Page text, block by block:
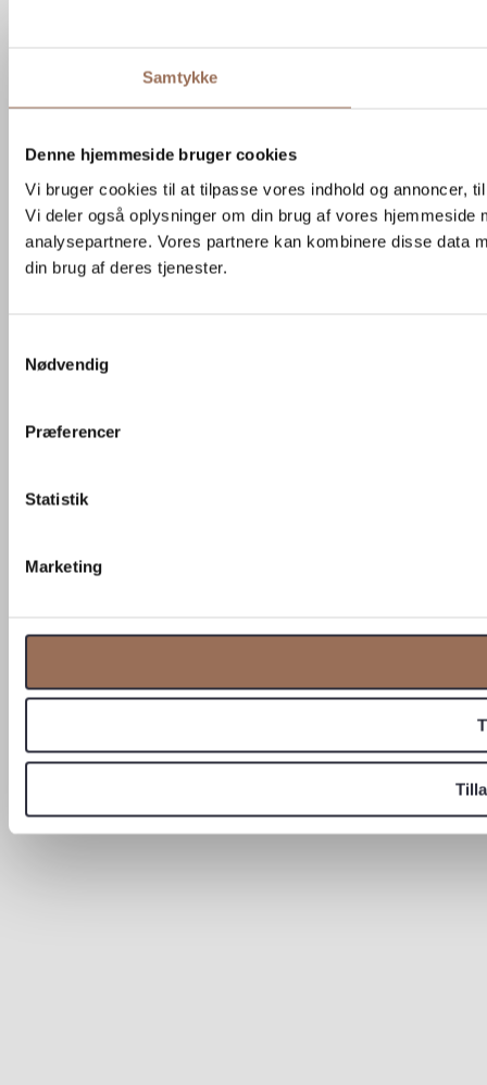
Samtykke
Denne hjemmeside bruger cookies
Vi bruger cookies til at tilpasse vores indhold og annoncer,
Vi deler også oplysninger om din brug af vores
analysepartnere. Vores partnere kan kombinere disse data
din brug af deres tjenester.
Nødvendig
Præferencer
Statistik
Marketing